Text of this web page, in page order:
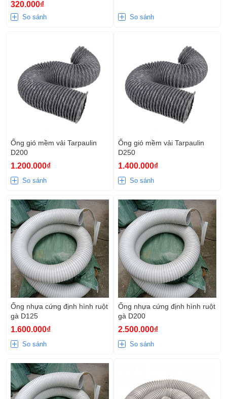
320.000₫
So sánh So sánh
Ống gió mềm vải Tarpaulin
D200
1.200.000₫
So sánh
Ống gió mềm vải Tarpaulin
D250
1.400.000₫
So sánh
Ống nhựa cứng định hình ruột
gà D125
1.600.000₫
So sánh
Ống nhựa cứng định hình ruột
gà D200
2.500.000₫
So sánh